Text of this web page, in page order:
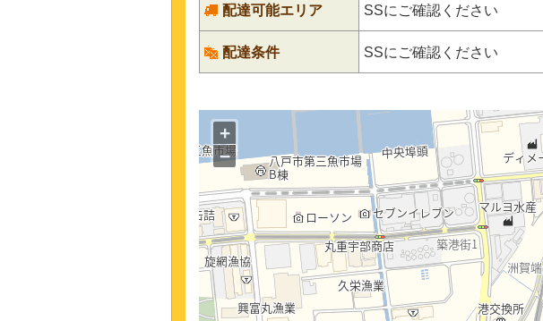
配達可能エリア SSにご確認ください
配達条件 SSにご確認ください
+
−